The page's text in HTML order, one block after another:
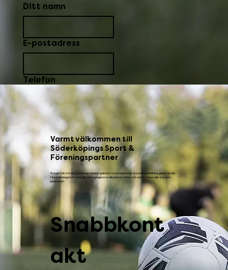
Ditt namn
E-postadress
Telefon
Skicka
Varmt välkommen till
Söderköpings Sport &
Föreningspartner
Vi utgår från Söderköping men arbetar gränslöst över hela landet. Kontakta gärna oss gärna för ett
förutsättningslöst möte där vi kan gå igenom vilka behov ni har och varför ni ska välja oss som
leverantör.
Snabbkont
akt